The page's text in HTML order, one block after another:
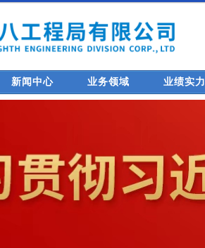
新闻中心 业务领域 业绩实力